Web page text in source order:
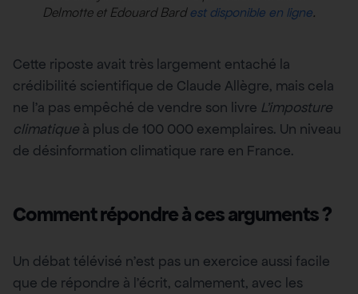
Delmotte et Edouard Bardest disponible en ligne.
Cette riposte avait très largement entaché la
crédibilité scientifique de Claude Allègre, mais cela
ne l’a pas empêché de vendre son livre L’imposture
climatique à plus de 100 000 exemplaires. Un niveau
de désinformation climatique rare en France.
Comment répondre à ces arguments ?
Un débat télévisé n’est pas un exercice aussi facile
que de répondre à l’écrit, calmement, avec les